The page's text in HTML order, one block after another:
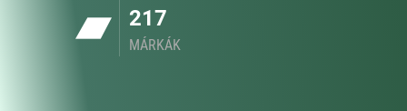
217
MÁRKÁK